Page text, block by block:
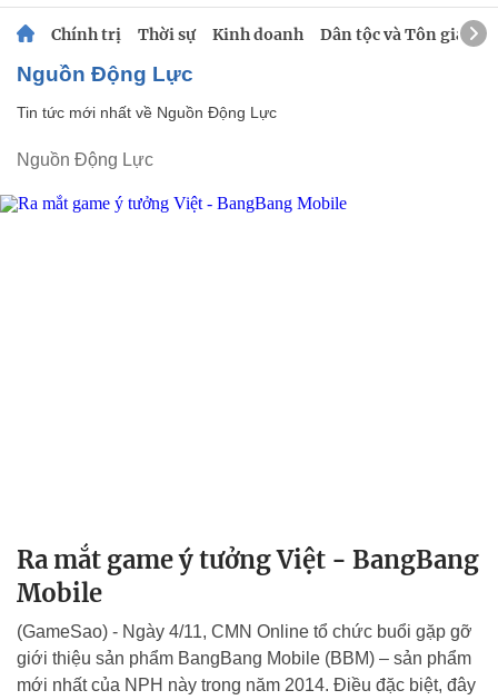
Chính trị Thời sự Kinh doanh Dân tộc và Tôn giáo
Nguồn Động Lực
Tin tức mới nhất về Nguồn Động Lực
Nguồn Động Lực
Ra mắt game ý tưởng Việt - BangBang
Mobile
(GameSao) - Ngày 4/11, CMN Online tổ chức buổi gặp gỡ
giới thiệu sản phẩm BangBang Mobile (BBM) – sản phẩm
mới nhất của NPH này trong năm 2014. Điều đặc biệt, đây